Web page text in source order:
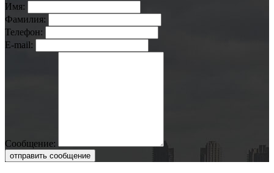
Имя:
Фамилия:
Телефон:
E-mail:
Сообщение:
отправить сообщение